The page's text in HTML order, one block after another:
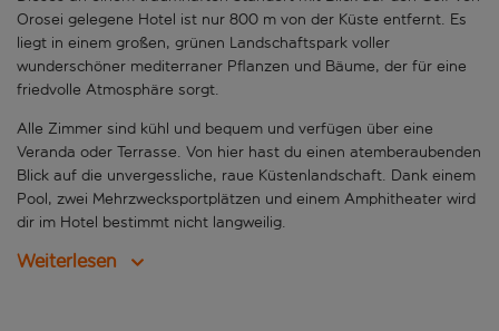
Orosei gelegene Hotel ist nur 800 m von der Küste entfernt. Es
liegt in einem großen, grünen Landschaftspark voller
wunderschöner mediterraner Pflanzen und Bäume, der für eine
friedvolle Atmosphäre sorgt.
Alle Zimmer sind kühl und bequem und verfügen über eine
Veranda oder Terrasse. Von hier hast du einen atemberaubenden
Blick auf die unvergessliche, raue Küstenlandschaft. Dank einem
Pool, zwei Mehrzwecksportplätzen und einem Amphitheater wird
dir im Hotel bestimmt nicht langweilig.
Weiterlesen